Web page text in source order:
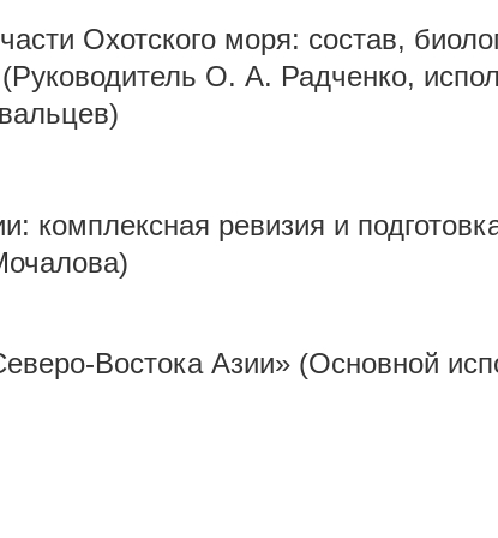
Охотского моря: состав,
О. А. Радченко,
комплексная ревизия и
Востока Азии» (Основной